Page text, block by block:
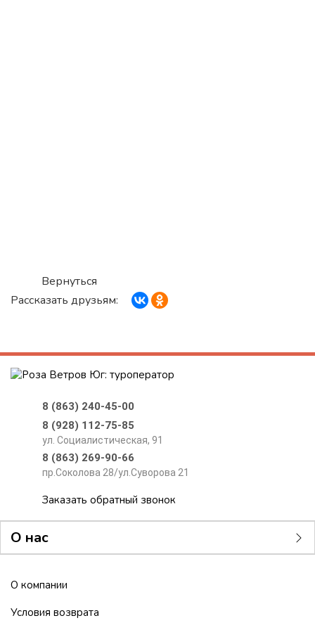
Вернуться
Рассказать друзьям:
8 (863) 240-45-00
8 (928) 112-75-85
ул. Социалистическая, 91
8 (863) 269-90-66
пр.Соколова 28/ул.Суворова 21
Заказать обратный звонок
О нас
О компании
Условия возврата